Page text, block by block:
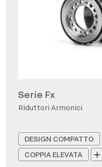
Serie Fx
Riduttori Armonici
DESIGN COMPATTO
COPPIA ELEVATA